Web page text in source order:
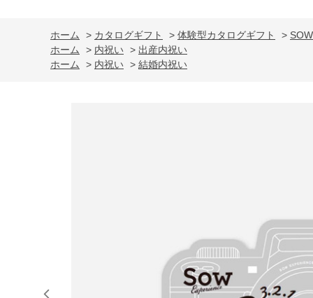
ホーム > カタログギフト > 体験型カタログギフト >
ホーム
> 内祝い > 出産内祝い
ホーム
> 内祝い > 結婚内祝い